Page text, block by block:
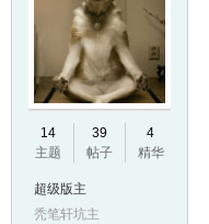
14
主题
39
帖子
4
精华
超级版主
秃笔轩坑主